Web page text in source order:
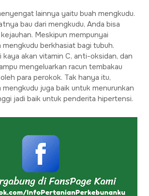
lainnya yaitu buah mengkudu.
bau dari mengkudu, Anda bisa
Meskipun mempunyai
mengkudu berkhasiat bagi tubuh.
kaya akan vitamin C, anti-oksidan, dan
mengeluarkan racun tembakau
para perokok. Tak hanya itu,
mengkudu juga baik untuk menurunkan
jadi baik untuk penderita hipertensi.